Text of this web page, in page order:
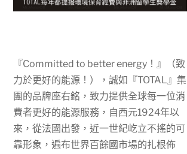
『Committed to better energy ！』（致
力於更好的能源！），誠如『TOTAL 』集
團的品牌座右銘，致力提供全球每一位消
費者更好的能源服務，自西元1924年以
來，從法國出發，近一世紀屹立不搖的可
靠形象，遍布世界百餘國市場的扎根佈